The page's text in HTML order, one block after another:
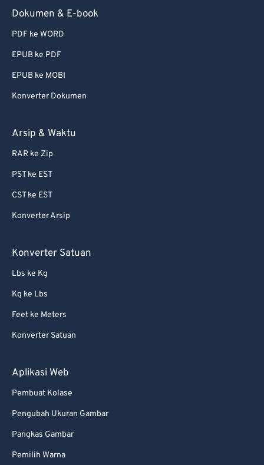
Dokumen & E-book
PDF ke WORD
EPUB ke PDF
EPUB ke MOBI
Konverter Dokumen
Arsip & Waktu
RAR ke Zip
PST ke EST
CST ke EST
Konverter Arsip
Konverter Satuan
Lbs ke Kg
Kg ke Lbs
Feet ke Meters
Konverter Satuan
Aplikasi Web
Pembuat Kolase
Pengubah Ukuran Gambar
Pangkas Gambar
Pemilih Warna